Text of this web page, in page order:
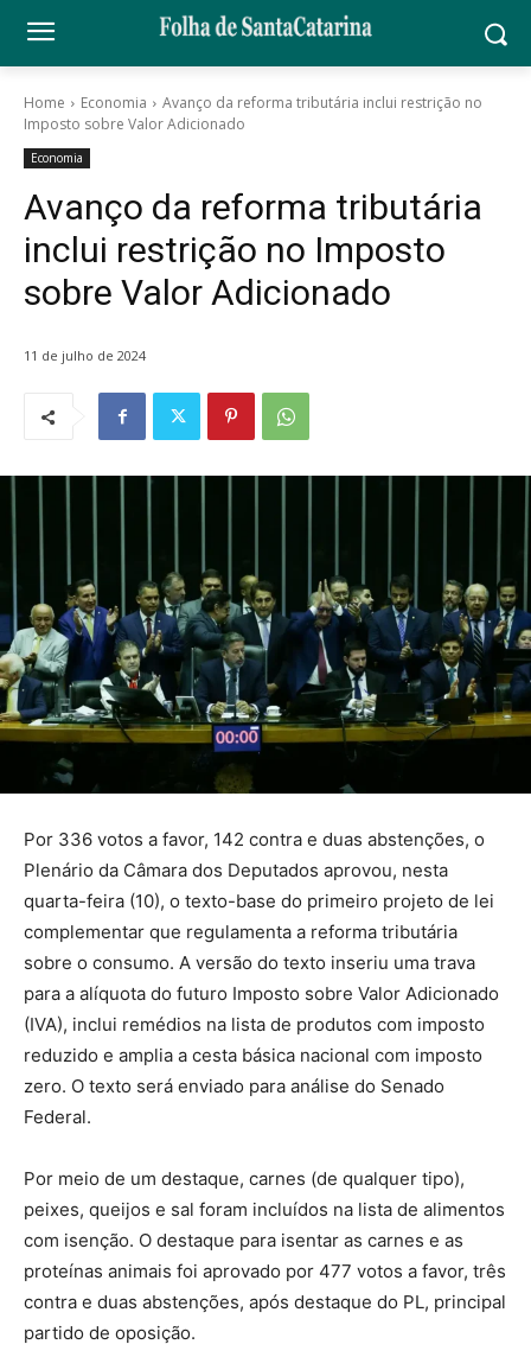
Home Economia
Avanço da reforma tributária inclui restrição no
Imposto sobre Valor Adicionado
Economia
Avanço da reforma tributária
inclui restrição no Imposto
sobre Valor Adicionado
11 de julho de 2024
Por 336 votos a favor, 142 contra e duas abstenções, o
Plenário da Câmara dos Deputados aprovou, nesta
quarta-feira (10), o texto-base do primeiro projeto de lei
complementar que regulamenta a reforma tributária
sobre o consumo. A versão do texto inseriu uma trava
para a alíquota do futuro Imposto sobre Valor Adicionado
(IVA), inclui remédios na lista de produtos com imposto
reduzido e amplia a cesta básica nacional com imposto
zero. O texto será enviado para análise do Senado
Federal.
Por meio de um destaque, carnes (de qualquer tipo),
peixes, queijos e sal foram incluídos na lista de alimentos
com isenção. O destaque para isentar as carnes e as
proteínas animais foi aprovado por 477 votos a favor, três
contra e duas abstenções, após destaque do PL, principal
partido de oposição.